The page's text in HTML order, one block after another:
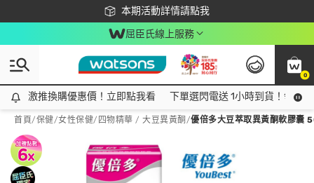
本期活動詳情請點我
下載app最高回饋$350
屈臣氏線上服務
0
激推換購優惠價！立即點我看
激推換購優惠價！立即點我看 下單選閃電送 1小時到貨！領神
首頁/保健/女性保健/ 四物精華 / 大豆異黃酮 /優倍多大豆萃取異黃酮軟膠囊